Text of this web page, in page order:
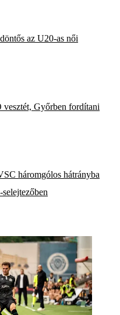
az U20-as női
Győrben fordítani
háromgólos hátrányba